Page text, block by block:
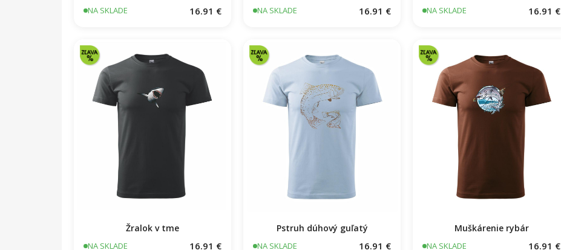
NA SKLADE 16.91 € NA SKLADE 16.91 € NA SKLADE 16.91 €
Žralok v tme
NA SKLADE 16.91 €
Pstruh dúhový guľatý
NA SKLADE 16.91 €
Muškárenie rybár
NA SKLADE 16.91 €